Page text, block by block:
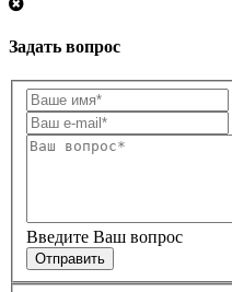
Задать вопрос
Введите Ваш вопрос
Отправить